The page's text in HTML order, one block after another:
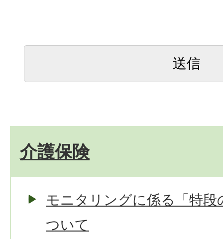
介護保険
モニタリングに係る「特段
ついて